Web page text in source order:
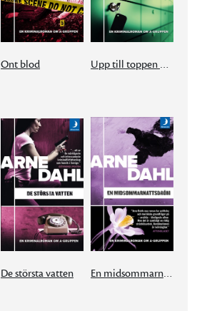
Ont blod Upp till toppen av berget
De största vatten En midsommarnattsdröm